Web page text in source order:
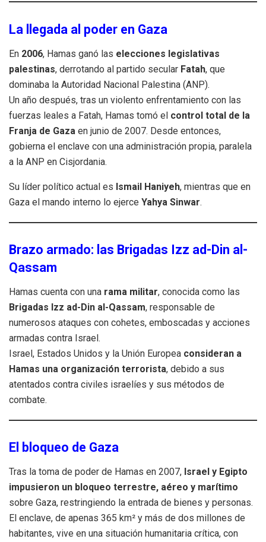
La llegada al poder en Gaza
En 2006, Hamas ganó las elecciones legislativas
palestinas, derrotando al partido secular Fatah, que
dominaba la Autoridad Nacional Palestina (ANP).
Un año después, tras un violento enfrentamiento con las
fuerzas leales a Fatah, Hamas tomó el control total de la
Franja de Gaza en junio de 2007. Desde entonces,
gobierna el enclave con una administración propia, paralela
a la ANP en Cisjordania.
Su líder político actual es Ismail Haniyeh, mientras que en
Gaza el mando interno lo ejerce Yahya Sinwar.
Brazo armado: las Brigadas Izz ad-Din al-
Qassam
Hamas cuenta con una rama militar, conocida como las
Brigadas Izz ad-Din al-Qassam, responsable de
numerosos ataques con cohetes, emboscadas y acciones
armadas contra Israel.
Israel, Estados Unidos y la Unión Europea consideran a
Hamas una organización terrorista, debido a sus
atentados contra civiles israelíes y sus métodos de
combate.
El bloqueo de Gaza
Tras la toma de poder de Hamas en 2007, Israel y Egipto
impusieron un bloqueo terrestre, aéreo y marítimo
sobre Gaza, restringiendo la entrada de bienes y personas.
El enclave, de apenas 365 km² y más de dos millones de
habitantes, vive en una situación humanitaria crítica, con